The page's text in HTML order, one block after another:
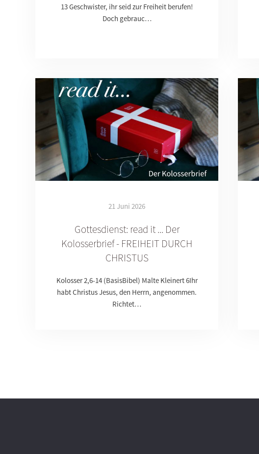
13 Geschwister, ihr seid zur Freiheit berufen!
Doch gebrauc…
21 Juni 2026
Gottesdienst: read it ... Der
Kolosserbrief - FREIHEIT DURCH
CHRISTUS
Kolosser 2,6-14 (BasisBibel) Malte Kleinert 6Ihr
habt Christus Jesus, den Herrn, angenommen.
Richtet…